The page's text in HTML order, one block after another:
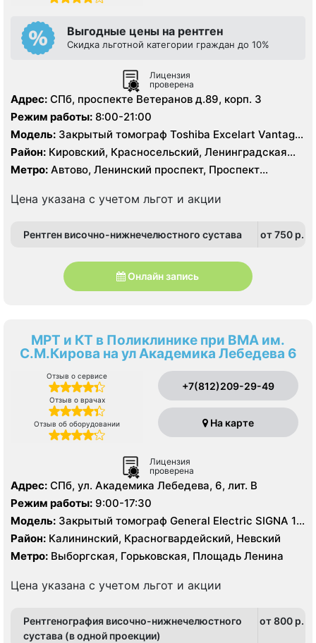
Выгодные цены на рентген
Скидка льготной категории граждан до 10%
Лицензия
проверена
Адрес: СПб, проспекте Ветеранов д.89, корп. 3
Режим работы: 8:00-21:00
Модель: Закрытый томограф Toshiba Excelart Vantage
1.5 Тесла
Район: Кировский, Красносельский, Ленинградская
область, Московский, Петродворцовый
Метро: Автово, Ленинский проспект, Проспект
Цена указана с учетом льгот и акции
Рентген височно-нижнечелюстного сустава от 750 p.
Онлайн запись
МРТ и КТ в Поликлинике при ВМА им.
С.М.Кирова на ул Академика Лебедева 6
Отзыв о сервисе
Отзыв о врачах
Отзыв об оборудовании
+7(812)209-29-49
На карте
Лицензия
проверена
Адрес: СПб, ул. Академика Лебедева, 6, лит. В
Режим работы: 9:00-17:30
Модель: Закрытый томограф General Electric SIGNA 1.5
Тесла, КТ General Electric 16 срезов, УЗИ
Район: Калининский, Красногвардейский, Невский
Метро: Выборгская, Горьковская, Площадь Ленина
Цена указана с учетом льгот и акции
Рентгенография височно-нижнечелюстного
сустава (в одной проекции)
от 800 p.